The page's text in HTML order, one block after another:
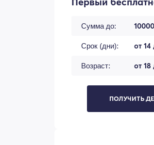
Сумма до:
Срок (дни): от
Возраст: от 18
ПОЛУЧИТЬ